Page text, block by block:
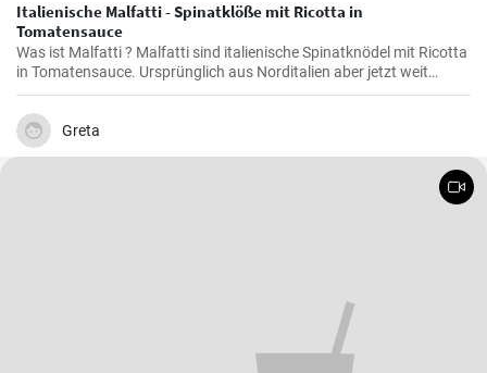
Italienische Malfatti - Spinatklöße mit Ricotta in
Tomatensauce
Was ist Malfatti ? Malfatti sind italienische Spinatknödel mit Ricotta
in Tomatensauce. Ursprünglich aus Norditalien aber jetzt weit
verbreitet in ganz Italien werden die Spinat Ricotta Klöße mit
Parmesan serviert. Malfatti bedeutet unperfekt auf deutsch.
Greta